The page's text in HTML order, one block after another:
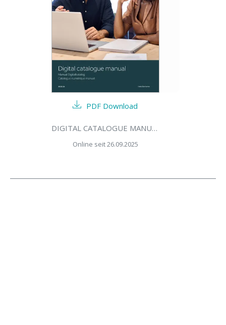
PDF Download
DIGITAL CATALOGUE MANUAL WEB
Online seit 26.09.2025